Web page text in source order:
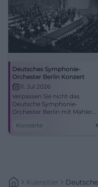
Deutsches Symphonie-
Orchester Berlin Konzert
11. Jul 2026
Verpassen Sie nicht das
Deutsche Symphonie-
Orchester Berlin mit Mahler
Sommer.
Konzerte
Kuenstler